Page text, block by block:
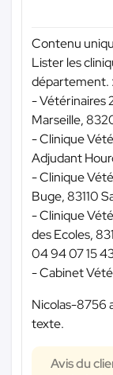
Contenu
Lister les
département. :
- Vétérinaires
Marseille,
- Clinique
Adjudant
- Clinique
Buge, 83110
- Clinique
des Ecoles,
04 94 07 15
- Cabinet
Nicolas-8756
texte.
Avis du